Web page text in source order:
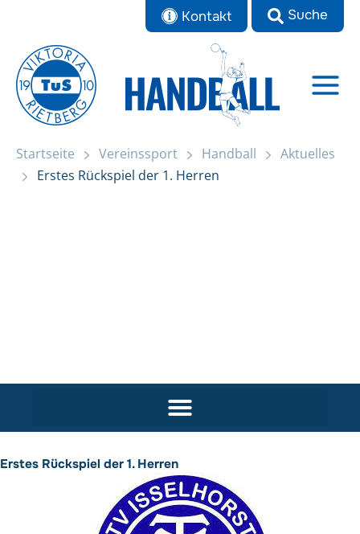
springen
Kontakt
Startseite Erstes Rückspiel der 1. Herren
Startseite Vereinssport Handball
Aktuelles
Erstes Rückspiel der 1. Herren
Erstes Rückspiel der 1. Herren